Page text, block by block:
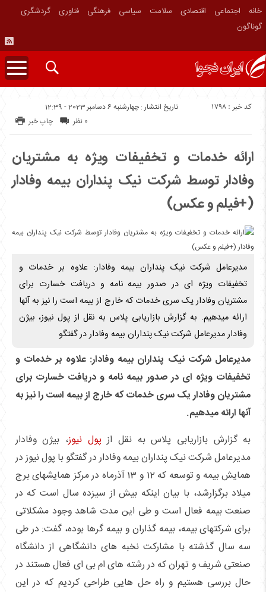
خانه اجتماعی اقتصادی سلامت سیاسی فرهنگی فناوری
گردشگری
گوناگون
تاریخ انتشار : چهارشنبه 6 دسامبر 2023 - 12:39 کد خبر : 1798
چاپ خبر 0 نظر
ارائه خدمات و تخفیفات ویژه به مشتریان
وفادار توسط شرکت نیک پنداران بیمه وفادار
(+فیلم و عکس)
مدیرعامل شرکت نیک پنداران بیمه وفادار: علاوه بر خدمات و
تخفیفات ویژه ای در صدور بیمه نامه و دریافت خسارت برای
مشتریان وفادار یک سری خدمات که خارج از بیمه است را نیز به آنها
ارائه میدهیم. به گزارش بازاریابی پلاس به نقل از پول نیوز، بیژن
وفادار مدیرعامل شرکت نیک پنداران بیمه وفادار در گفتگو
مدیرعامل شرکت نیک پنداران بیمه وفادار: علاوه بر خدمات و
تخفیفات ویژه ای در صدور بیمه نامه و دریافت خسارت برای
مشتریان وفادار یک سری خدمات که خارج از بیمه است را نیز به
آنها ارائه میدهیم.
به گزارش بازاریابی پلاس به نقل از پول نیوز، بیژن وفادار
مدیرعامل شرکت نیک پنداران بیمه وفادار در گفتگو با پول نیوز در
همایش بیمه و توسعه که 12 و 13 آذرماه در مرکز همایشهای برج
میلاد برگزارشد، با بیان اینکه بیش از سیزده سال است که در
صنعت بیمه فعال است و طی این مدت شاهد وجود مشکلاتی
برای شرکتهای بیمه، بیمه گذاران و بیمه گرها بوده، گفت: در طی
سه سال گذشته با مشارکت نخبه های دانشگاهی از دانشگاه
صنعتی شریف و تهران که در رشته های ام بی ای فعال هستند در
حال بررسی هستیم و راه حل هایی طراحی کردیم که در این